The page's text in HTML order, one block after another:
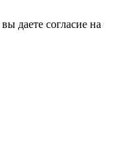
даете согласие на